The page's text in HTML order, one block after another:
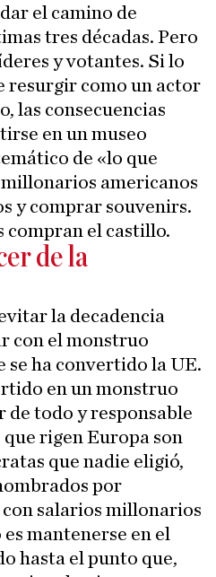
el camino de
tres décadas. Pero
y votantes. Si lo
resurgir como un actor
las consecuencias
en un museo
de «lo que
americanos
y comprar souvenirs.
compran el castillo.
de la
la decadencia
con el monstruo
se ha convertido la UE.
en un monstruo
de todo y responsable
rigen Europa son
que nadie eligió,
por
salarios millonarios
mantenerse en el
hasta el punto que,